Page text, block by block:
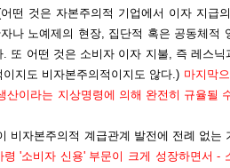
떤 것은 자본주의적 기업에서 이자 지급
나 노예제의 현장, 집단적 혹은 공동체적
. 또 어떤 것은 소비자 이자 지불, 즉 레스
지도 비자본주의적이지도 않다.) 마지막
산이라는 지상명령에 의해 완전히 규율될
비자본주의적 계급관계 발전에 전례 없는
령 '소비자 신용' 부문이 크게 성장하면서 -